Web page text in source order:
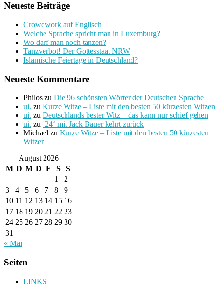
Neueste Beiträge
Crowdwork auf Englisch
Welche Sprache spricht man in Luxemburg?
Wo darf man noch tanzen?
Tanzverbot! Der Gottesstaat NRW
Islamische Feiertage in Deutschland?
Neueste Kommentare
Philos zu Die 96 schönsten Wörter der Deutschen Sprache
ui. zu Kurze Witze – Liste mit den besten 50 kürzesten Witzen
ui. zu Deutschlands bester Witz – das kann nur schief gehen
ui. zu ’24‘ mit Jack Bauer kehrt zurück
Michael zu Kurze Witze – Liste mit den besten 50 kürzesten
Witzen
August 2026
M D M D F S
S
1
2
3
4 5 6 7 8
9
10 11 12 13 14 15 16
17 18 19 20 21 22 23
24 25 26 27 28 29 30
31
« Mai
Seiten
LINKS